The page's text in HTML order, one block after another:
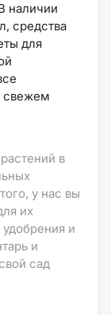
наличии
средства
для
свежем
в
у нас вы
их
и
и
сад